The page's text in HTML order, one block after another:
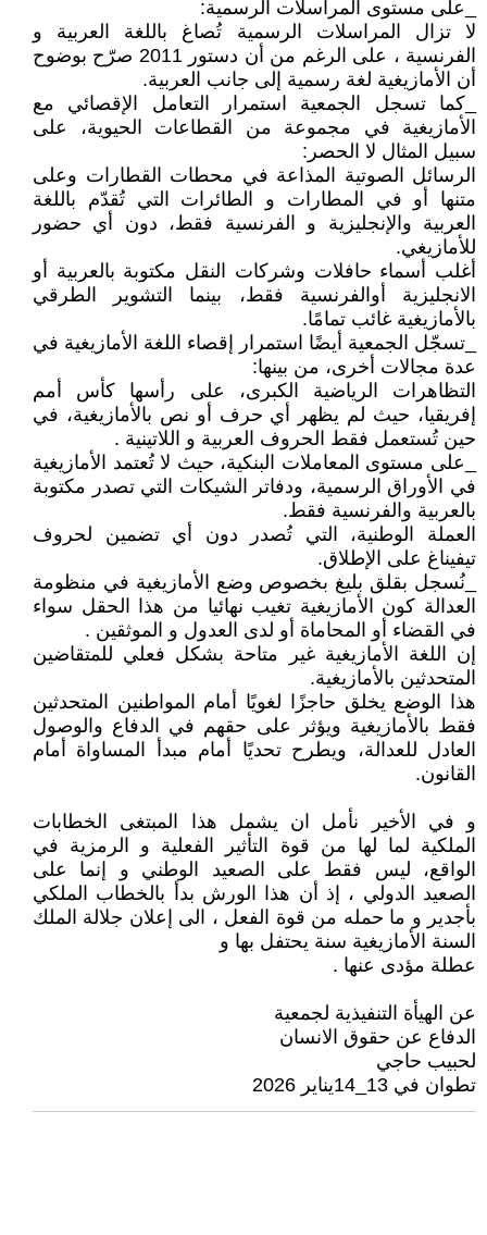
_على مستوى المراسلات الرسمية:
لا تزال المراسلات الرسمية تُصاغ باللغة العربية و
الفرنسية ، على الرغم من أن دستور 2011 صرّح بوضوح
أن الأمازيغية لغة رسمية إلى جانب العربية.
_كما تسجل الجمعية استمرار التعامل الإقصائي مع
الأمازيغية في مجموعة من القطاعات الحيوية، على
سبيل المثال لا الحصر:
الرسائل الصوتية المذاعة في محطات القطارات وعلى
متنها أو في المطارات و الطائرات التي تُقدّم باللغة
العربية والإنجليزية و الفرنسية فقط، دون أي حضور
للأمازيغي.
أغلب أسماء حافلات وشركات النقل مكتوبة بالعربية أو
الانجليزية أوالفرنسية فقط، بينما التشوير الطرقي
بالأمازيغية غائب تمامًا.
_تسجّل الجمعية أيضًا استمرار إقصاء اللغة الأمازيغية في
عدة مجالات أخرى، من بينها:
التظاهرات الرياضية الكبرى، على رأسها كأس أمم
إفريقيا، حيث لم يظهر أي حرف أو نص بالأمازيغية، في
حين تُستعمل فقط الحروف العربية و اللاتينية .
_على مستوى المعاملات البنكية، حيث لا تُعتمد الأمازيغية
في الأوراق الرسمية، ودفاتر الشيكات التي تصدر مكتوبة
بالعربية والفرنسية فقط.
العملة الوطنية، التي تُصدر دون أي تضمين لحروف
تيفيناغ على الإطلاق.
_نُسجل بقلق بليغ بخصوص وضع الأمازيغية في منظومة
العدالة كون الأمازيغية تغيب نهائيا من هذا الحقل سواء
في القضاء أو المحاماة أو لدى العدول و الموثقين .
إن اللغة الأمازيغية غير متاحة بشكل فعلي للمتقاضين
المتحدثين بالأمازيغية.
هذا الوضع يخلق حاجزًا لغويًا أمام المواطنين المتحدثين
فقط بالأمازيغية ويؤثر على حقهم في الدفاع والوصول
العادل للعدالة، ويطرح تحديًا أمام مبدأ المساواة أمام
القانون.
و في الأخير نأمل ان يشمل هذا المبتغى الخطابات
الملكية لما لها من قوة التأثير الفعلية و الرمزية في
الواقع، ليس فقط على الصعيد الوطني و إنما على
الصعيد الدولي ، إذ أن هذا الورش بدأ بالخطاب الملكي
بأجدير و ما حمله من قوة الفعل ، الى إعلان جلالة الملك
السنة الأمازيغية سنة يحتفل بها و
عطلة مؤدى عنها .
عن الهيأة التنفيذية لجمعية
الدفاع عن حقوق الانسان
لحبيب حاجي
تطوان في 13_14يناير 2026